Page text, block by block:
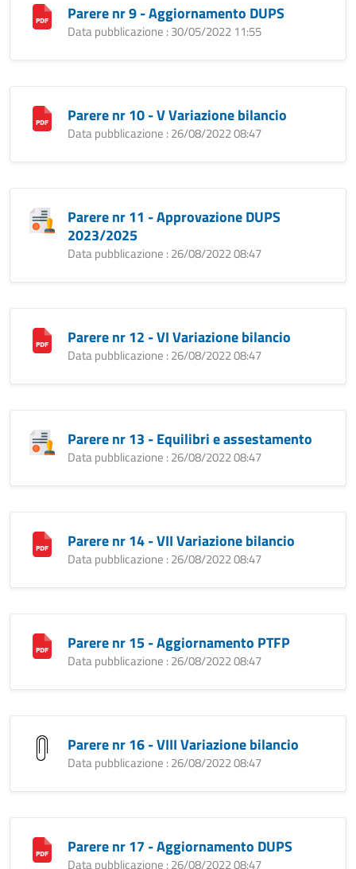
Parere nr 9 - Aggiornamento DUPS
Data pubblicazione : 30/05/2022 11:55
Parere nr 10 - V Variazione bilancio
Data pubblicazione : 26/08/2022 08:47
Parere nr 11 - Approvazione DUPS
2023/2025
Data pubblicazione : 26/08/2022 08:47
Parere nr 12 - VI Variazione bilancio
Data pubblicazione : 26/08/2022 08:47
Parere nr 13 - Equilibri e assestamento
Data pubblicazione : 26/08/2022 08:47
Parere nr 14 - VII Variazione bilancio
Data pubblicazione : 26/08/2022 08:47
Parere nr 15 - Aggiornamento PTFP
Data pubblicazione : 26/08/2022 08:47
Parere nr 16 - VIII Variazione bilancio
Data pubblicazione : 26/08/2022 08:47
Parere nr 17 - Aggiornamento DUPS
Data pubblicazione : 26/08/2022 08:47